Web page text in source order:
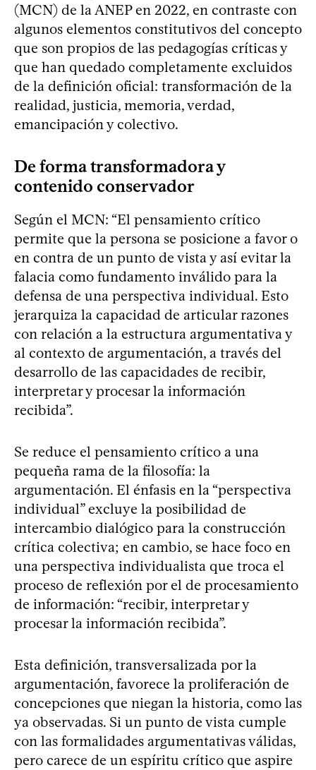
(MCN) de la ANEP en 2022, en contraste con
algunos elementos constitutivos del concepto
que son propios de las pedagogías críticas y
que han quedado completamente excluidos
de la definición oficial: transformación de la
realidad, justicia, memoria, verdad,
emancipación y colectivo.
De forma transformadora y
contenido conservador
Según el MCN: “El pensamiento crítico
permite que la persona se posicione a favor o
en contra de un punto de vista y así evitar la
falacia como fundamento inválido para la
defensa de una perspectiva individual. Esto
jerarquiza la capacidad de articular razones
con relación a la estructura argumentativa y
al contexto de argumentación, a través del
desarrollo de las capacidades de recibir,
interpretar y procesar la información
recibida”.
Se reduce el pensamiento crítico a una
pequeña rama de la filosofía: la
argumentación. El énfasis en la “perspectiva
individual” excluye la posibilidad de
intercambio dialógico para la construcción
crítica colectiva; en cambio, se hace foco en
una perspectiva individualista que troca el
proceso de reflexión por el de procesamiento
de información: “recibir, interpretar y
procesar la información recibida”.
Esta definición, transversalizada por la
argumentación, favorece la proliferación de
concepciones que niegan la historia, como las
ya observadas. Si un punto de vista cumple
con las formalidades argumentativas válidas,
pero carece de un espíritu crítico que aspire